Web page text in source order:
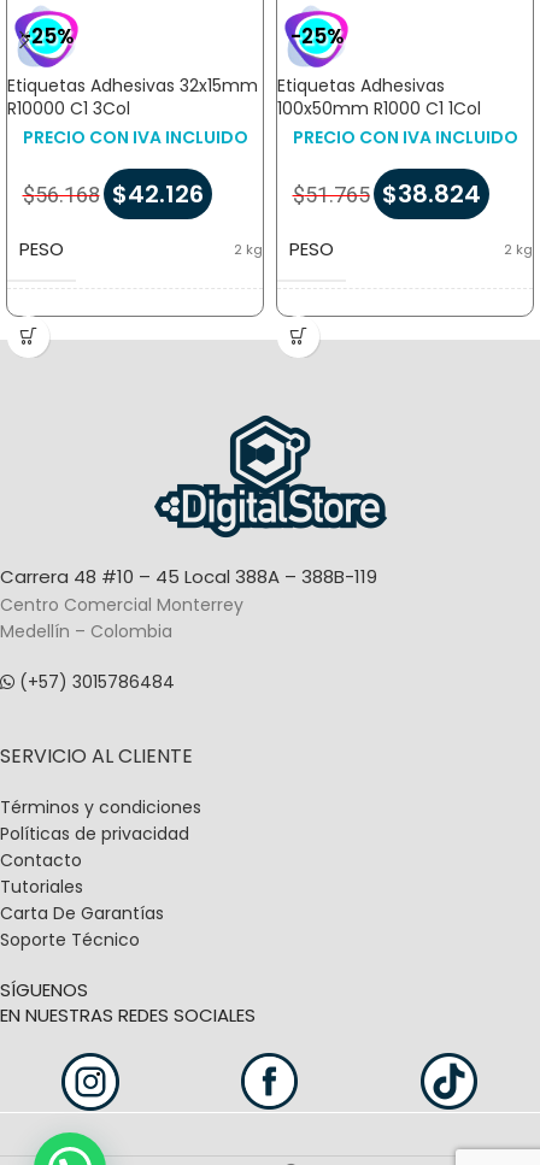
-25%
Etiquetas Adhesivas 32x15mm
R10000 C1 3Col
PRECIO CON IVA INCLUIDO
$56.168 $42.126
PESO 2 kg
DIMENSIONES
mm
Papel
-25%
Etiquetas Adhesivas
100x50mm R1000 C1 1Col
PRECIO CON IVA INCLUIDO
$51.765 $38.824
PESO 2 kg
DIMENSIONES
ETIQUETAS
MATERIAL DE
ETIQUETAS
Carrera 48 #10 – 45 Local 388A – 388B-119
Centro Comercial Monterrey
Medellín – Colombia
(+57) 3015786484
SERVICIO AL CLIENTE
Términos y condiciones
Políticas de privacidad
Contacto
Tutoriales
Carta De Garantías
Soporte Técnico
SÍGUENOS
EN NUESTRAS REDES SOCIALES